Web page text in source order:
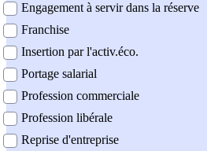
Engagement à servir dans la réserve
Franchise
Insertion par l'activ.éco.
Portage salarial
Profession commerciale
Profession libérale
Reprise d'entreprise